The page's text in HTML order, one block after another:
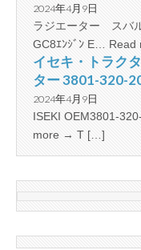
2024年4月9日
ラジエーター スバ
GC8ｴﾝｼﾞﾝ E…
イセキ・トラク
ター 3801-320-
2024年4月9日
ISEKI OEM3801-
more → T […]